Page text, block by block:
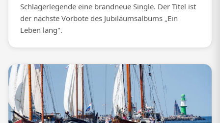
Schlagerlegende eine brandneue Single. Der Titel ist
der nächste Vorbote des Jubiläumsalbums „Ein
Leben lang".